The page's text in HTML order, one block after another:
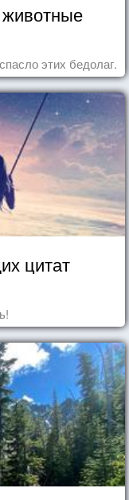
этих бедолаг.
цитат